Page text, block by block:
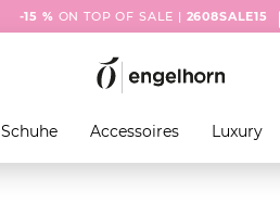
-15 % ON TOP OF SALE | 2608SALE15
Schuhe Accessoires Luxury